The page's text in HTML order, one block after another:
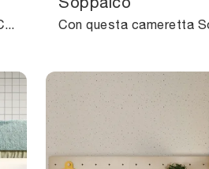
Arreda stanzette moderne con le Camerette a soppalco Nidi! Il modello Soppalco Letti Estraibili in melaminico è per bambine.